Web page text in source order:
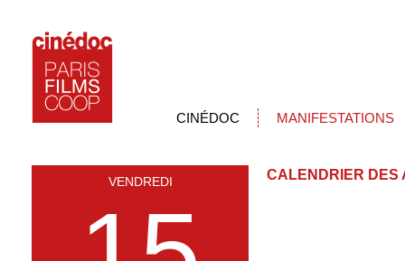
CINÉDOC MANIFESTATIONS
VENDREDI CALENDRIER DES